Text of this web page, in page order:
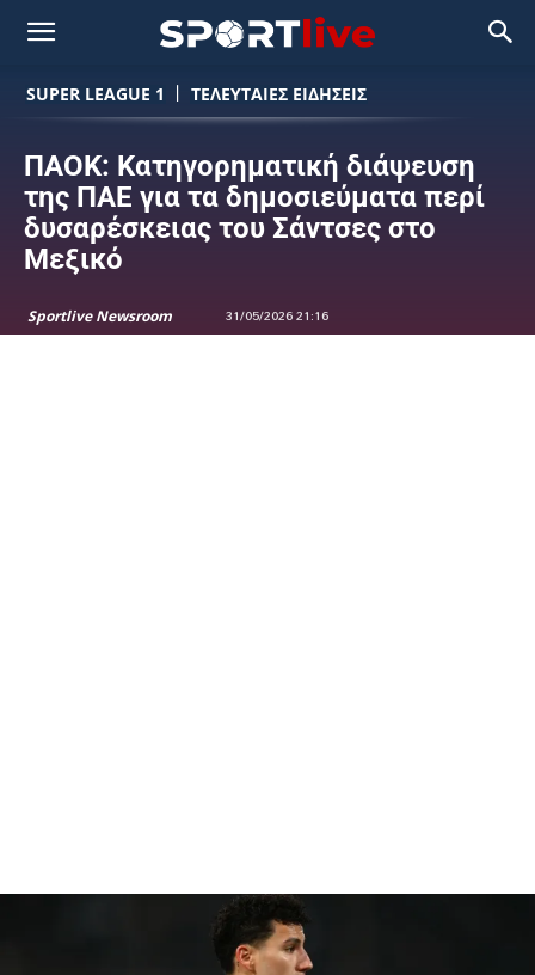
SUPER LEAGUE 1 ΤΕΛΕΥΤΑΙΕΣ ΕΙΔΗΣΕΙΣ
ΠΑΟΚ: Κατηγορηματική διάψευση
της ΠΑΕ για τα δημοσιεύματα περί
δυσαρέσκειας του Σάντσες στο
Μεξικό
Sportlive Newsroom 31/05/2026 21:16